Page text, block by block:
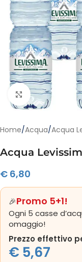
Clicca per
Home/Acqua/Acqua
Acqua
€ 6,80
🎉Promo 5+1!
Ogni 5 casse
omaggio!
Prezzo effettivo
€ 5,67